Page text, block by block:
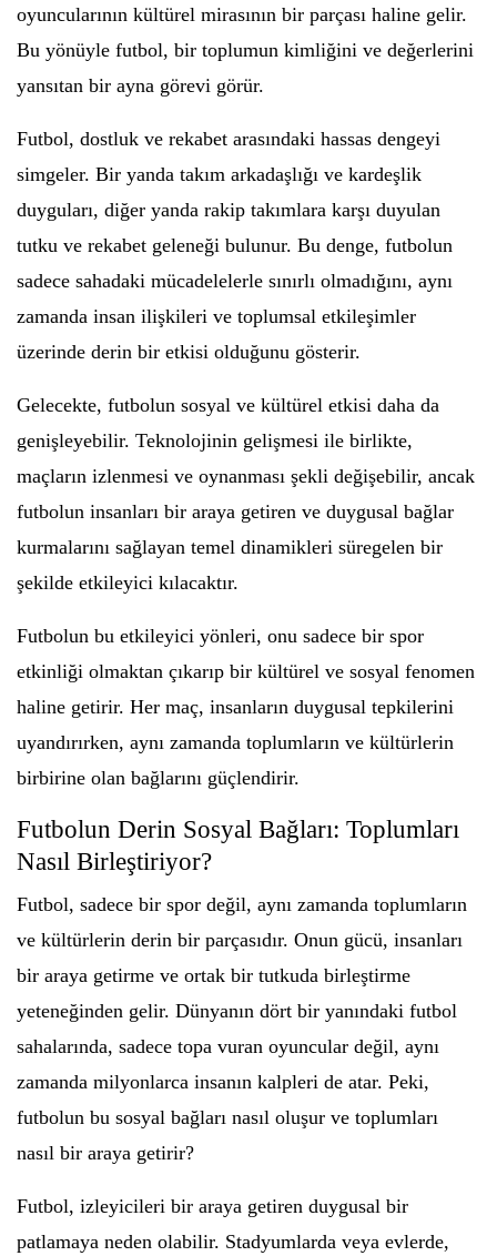
oyuncularının kültürel mirasının bir parçası haline gelir.
Bu yönüyle futbol, bir toplumun kimliğini ve değerlerini
yansıtan bir ayna görevi görür.
Futbol, dostluk ve rekabet arasındaki hassas dengeyi
simgeler. Bir yanda takım arkadaşlığı ve kardeşlik
duyguları, diğer yanda rakip takımlara karşı duyulan
tutku ve rekabet geleneği bulunur. Bu denge, futbolun
sadece sahadaki mücadelelerle sınırlı olmadığını, aynı
zamanda insan ilişkileri ve toplumsal etkileşimler
üzerinde derin bir etkisi olduğunu gösterir.
Gelecekte, futbolun sosyal ve kültürel etkisi daha da
genişleyebilir. Teknolojinin gelişmesi ile birlikte,
maçların izlenmesi ve oynanması şekli değişebilir, ancak
futbolun insanları bir araya getiren ve duygusal bağlar
kurmalarını sağlayan temel dinamikleri süregelen bir
şekilde etkileyici kılacaktır.
Futbolun bu etkileyici yönleri, onu sadece bir spor
etkinliği olmaktan çıkarıp bir kültürel ve sosyal fenomen
haline getirir. Her maç, insanların duygusal tepkilerini
uyandırırken, aynı zamanda toplumların ve kültürlerin
birbirine olan bağlarını güçlendirir.
Futbolun Derin Sosyal Bağları: Toplumları
Nasıl Birleştiriyor?
Futbol, sadece bir spor değil, aynı zamanda toplumların
ve kültürlerin derin bir parçasıdır. Onun gücü, insanları
bir araya getirme ve ortak bir tutkuda birleştirme
yeteneğinden gelir. Dünyanın dört bir yanındaki futbol
sahalarında, sadece topa vuran oyuncular değil, aynı
zamanda milyonlarca insanın kalpleri de atar. Peki,
futbolun bu sosyal bağları nasıl oluşur ve toplumları
nasıl bir araya getirir?
Futbol, izleyicileri bir araya getiren duygusal bir
patlamaya neden olabilir. Stadyumlarda veya evlerde,